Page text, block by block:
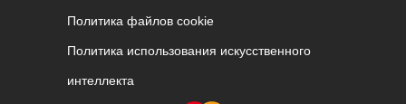
Политика файлов cookie
Политика использования искусственного
интеллекта